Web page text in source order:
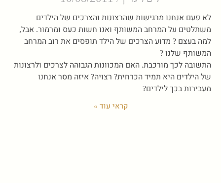
לא פעם אנחנו מרגישות שהרצונות והצרכים של הילדים
משתלטים על המרחב המשותף ואנו חשות כעס ומרמור. אבל,
למה בעצם ? מדוע הצרכים של הילד תופסים את רוב המרחב
המשותף שלנו ?
התשובה לכך מורכבת. האם המכוונות הגבוהה לצרכים ולרצונות
של הילדים היא תמיד הכרחית? רצויה? איזה מסר אנחנו
מעבירות בכך לילדים?
קראי עוד »